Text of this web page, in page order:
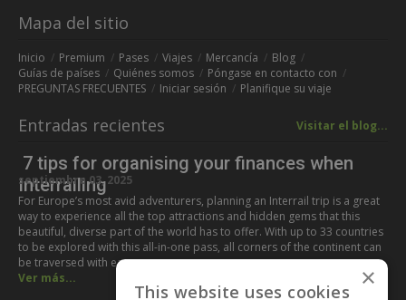
Mapa del sitio
Inicio Premium Pases Viajes Mercancía
Blog
Guías de países
Quiénes somos
Póngase en contacto con
PREGUNTAS FRECUENTES
Iniciar sesión Planifique su viaje
Entradas recientes Visitar el blog...
7 tips for organising your finances when
Interrailing
septiembre 03, 2025
For Europe’s most avid adventurers, planning an Interrail trip is a great
way to experience all the top attractions and hidden gems that this
beautiful, diverse part of the world has to offer. With up to 33 countries
to be explored with this all-in-one pass, all corners of the continent can
be traversed with ease,…
Ver más...
×
This website uses cookies